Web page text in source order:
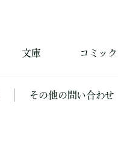
文庫 コミック
その他の問い合わせ